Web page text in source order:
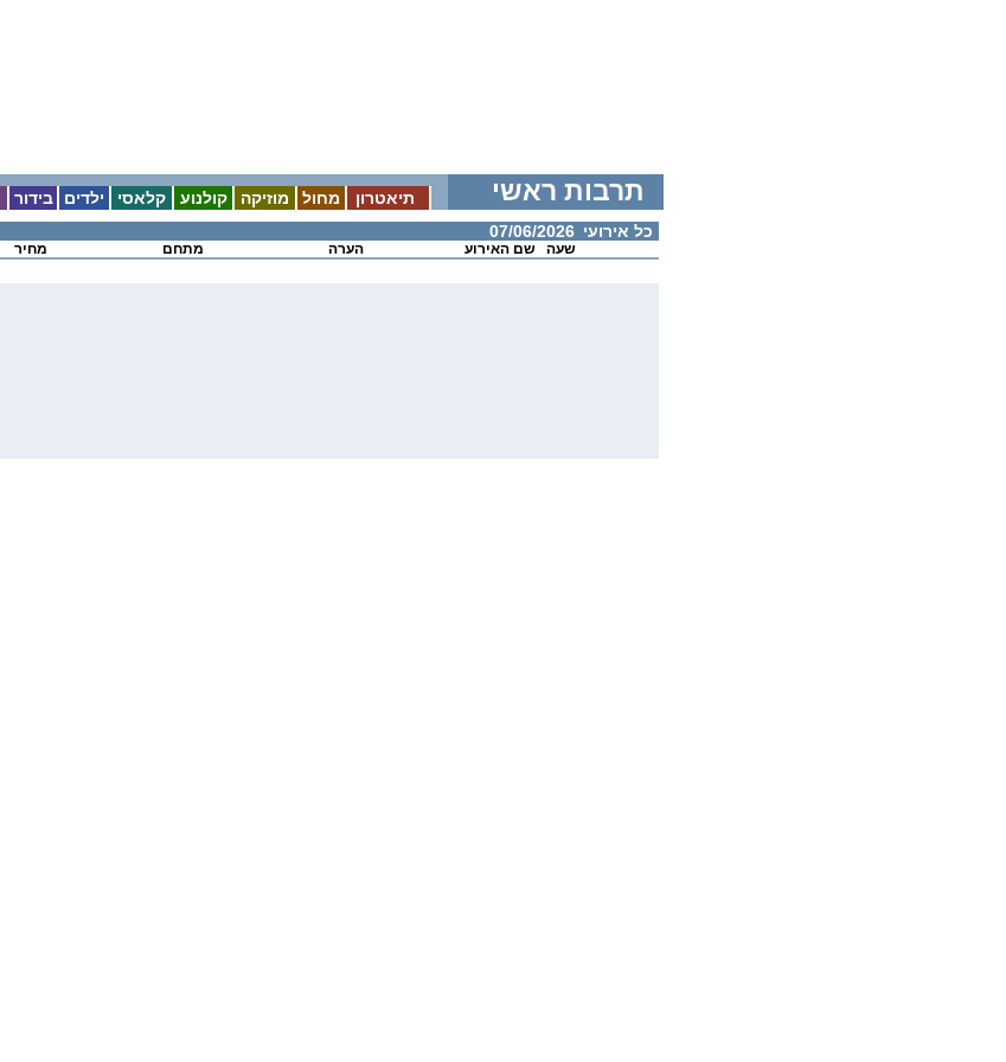
בידור ילדים קלאסי קולנוע מוזיקה מחול תיאטרון תרבות ראשי
כל אירועי
מחיר מתחם הערה שם האירוע שעה